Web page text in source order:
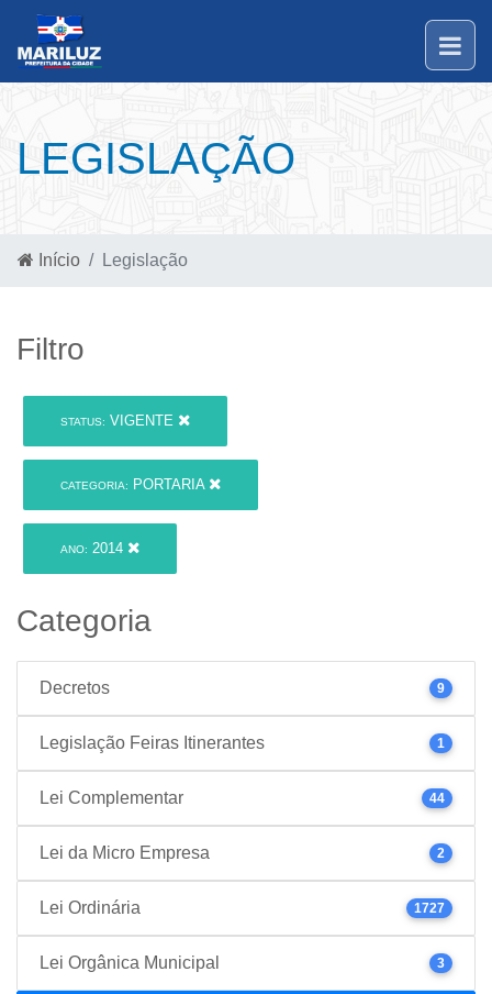
LEGISLAÇÃO
Início Legislação
Filtro
STATUS: VIGENTE
CATEGORIA: PORTARIA
ANO: 2014
Categoria
Decretos 9
Legislação Feiras Itinerantes 1
Lei Complementar 44
Lei da Micro Empresa 2
Lei Ordinária 1727
Lei Orgânica Municipal 3